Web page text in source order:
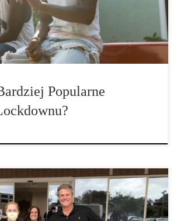
konopiami indyjskimi i alkoholem nie zostały
jednym z głównych punktów do
Popularne
nowy koronawirus z Chin doprowadził do
nie tylko mąki, drożdży i papieru